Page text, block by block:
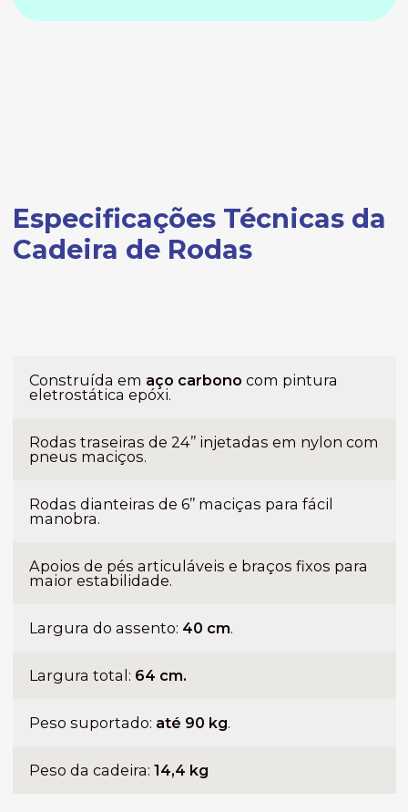
Especificações Técnicas da
Cadeira de Rodas
Construída em aço carbono com pintura
eletrostática epóxi.
Rodas traseiras de 24’’ injetadas em nylon com
pneus maciços.
Rodas dianteiras de 6’’ maciças para fácil
manobra.
Apoios de pés articuláveis e braços fixos para
maior estabilidade.
Largura do assento: 40 cm.
Largura total: 64 cm.
Peso suportado: até 90 kg.
Peso da cadeira: 14,4 kg